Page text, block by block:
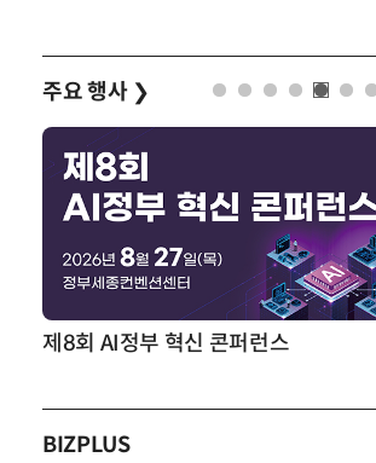
주요 행사 ❯
제8회 AI정부 혁신 콘퍼런스
BIZPLUS